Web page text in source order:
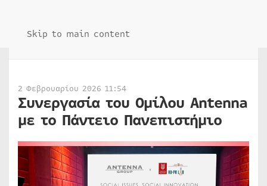
Skip to main content
2 Φεβρουαρίου 2026 11:54
Συνεργασία του Ομίλου Antenna
με το Πάντειο Πανεπιστήμιο